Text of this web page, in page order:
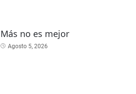
Más no es mejor
Agosto 5, 2026